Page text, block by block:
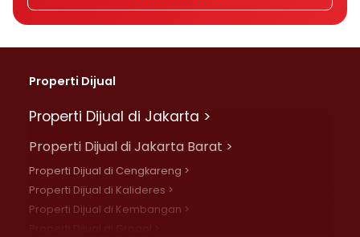
Properti Dijual
Properti Dijual di Jakarta >
Properti Dijual di Jakarta Barat >
Properti Dijual di Cengkareng >
Properti Dijual di Kalideres >
Properti Dijual di Kembangan >